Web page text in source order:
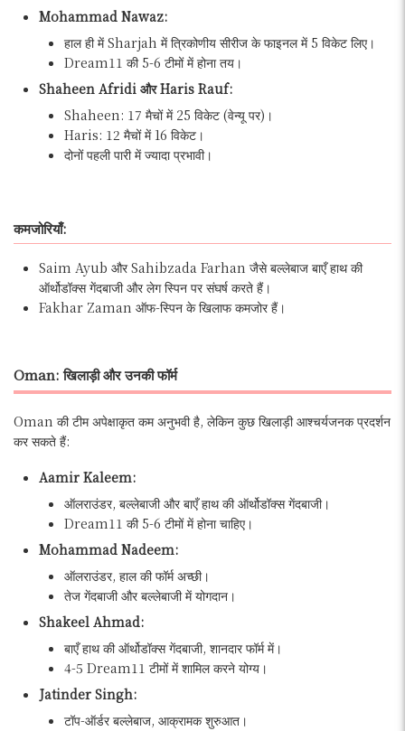
Mohammad Nawaz:
हाल ही में Sharjah में त्रिकोणीय सीरीज के फाइनल में 5 विकेट लिए।
Dream11 की 5-6 टीमों में होना तय।
Shaheen Afridi और Haris Rauf:
Shaheen: 17 मैचों में 25 विकेट (वेन्यू पर)।
Haris: 12 मैचों में 16 विकेट।
दोनों पहली पारी में ज्यादा प्रभावी।
कमजोरियाँ:
Saim Ayub और Sahibzada Farhan जैसे बल्लेबाज बाएँ हाथ की
ऑर्थोडॉक्स गेंदबाजी और लेग स्पिन पर संघर्ष करते हैं।
Fakhar Zaman ऑफ-स्पिन के खिलाफ कमजोर हैं।
Oman: खिलाड़ी और उनकी फॉर्म
Oman की टीम अपेक्षाकृत कम अनुभवी है, लेकिन कुछ खिलाड़ी आश्चर्यजनक प्रदर्शन
कर सकते हैं:
Aamir Kaleem:
ऑलराउंडर, बल्लेबाजी और बाएँ हाथ की ऑर्थोडॉक्स गेंदबाजी।
Dream11 की 5-6 टीमों में होना चाहिए।
Mohammad Nadeem:
ऑलराउंडर, हाल की फॉर्म अच्छी।
तेज गेंदबाजी और बल्लेबाजी में योगदान।
Shakeel Ahmad:
बाएँ हाथ की ऑर्थोडॉक्स गेंदबाजी, शानदार फॉर्म में।
4-5 Dream11 टीमों में शामिल करने योग्य।
Jatinder Singh:
टॉप-ऑर्डर बल्लेबाज, आक्रामक शुरुआत।